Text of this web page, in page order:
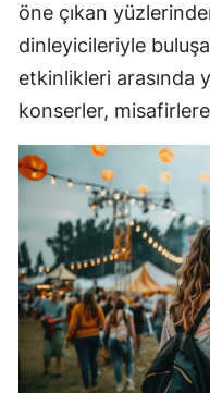
öne çıkan
dinleyicileriyle
etkinlikleri arasında
konserler,